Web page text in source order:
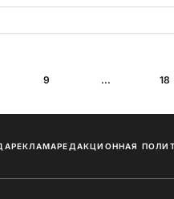
9 ... 18
РЕКЛАМАРЕДАКЦИОННАЯ